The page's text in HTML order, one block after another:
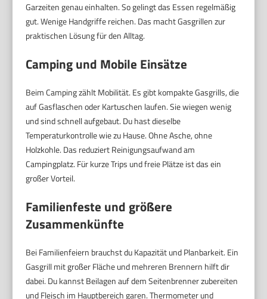
Garzeiten genau einhalten. So gelingt das Essen regelmäßig
gut. Wenige Handgriffe reichen. Das macht Gasgrillen zur
praktischen Lösung für den Alltag.
Camping und Mobile Einsätze
Beim Camping zählt Mobilität. Es gibt kompakte Gasgrills, die
auf Gasflaschen oder Kartuschen laufen. Sie wiegen wenig
und sind schnell aufgebaut. Du hast dieselbe
Temperaturkontrolle wie zu Hause. Ohne Asche, ohne
Holzkohle. Das reduziert Reinigungsaufwand am
Campingplatz. Für kurze Trips und freie Plätze ist das ein
großer Vorteil.
Familienfeste und größere
Zusammenkünfte
Bei Familienfeiern brauchst du Kapazität und Planbarkeit. Ein
Gasgrill mit großer Fläche und mehreren Brennern hilft dir
dabei. Du kannst Beilagen auf dem Seitenbrenner zubereiten
und Fleisch im Hauptbereich garen. Thermometer und